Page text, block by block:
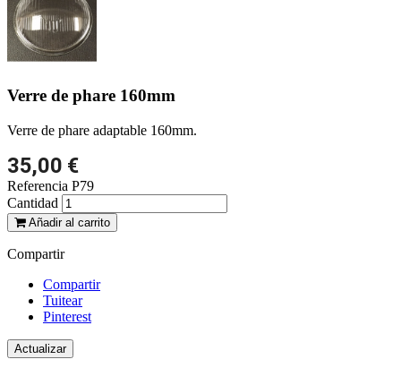
Verre de phare 160mm
Verre de phare adaptable 160mm.
35,00 €
Referencia P79
Cantidad
Añadir al carrito
Compartir
Compartir
Tuitear
Pinterest